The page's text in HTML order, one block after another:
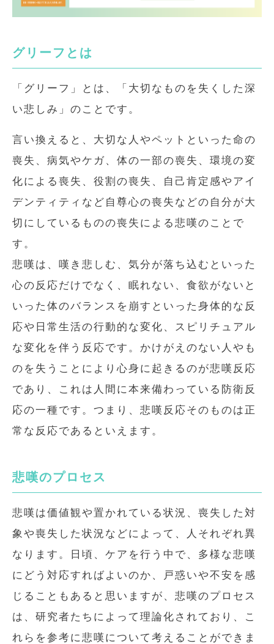
グリーフとは
「グリーフ」とは、「大切なものを失くした深
い悲しみ」のことです。
言い換えると、大切な人やペットといった命の
喪失、病気やケガ、体の一部の喪失、環境の変
化による喪失、役割の喪失、自己肯定感やアイ
デンティティなど自尊心の喪失などの自分が大
切にしているものの喪失による悲嘆のことで
す。
悲嘆は、嘆き悲しむ、気分が落ち込むといった
心の反応だけでなく、眠れない、食欲がないと
いった体のバランスを崩すといった身体的な反
応や日常生活の行動的な変化、スピリチュアル
な変化を伴う反応です。かけがえのない人やも
のを失うことにより心身に起きるのが悲嘆反応
であり、これは人間に本来備わっている防衛反
応の一種です。つまり、悲嘆反応そのものは正
常な反応であるといえます。
悲嘆のプロセス
悲嘆は価値観や置かれている状況、喪失した対
象や喪失した状況などによって、人それぞれ異
なります。日頃、ケアを行う中で、多様な悲嘆
にどう対応すればよいのか、戸惑いや不安を感
じることもあると思いますが、悲嘆のプロセス
は、研究者たちによって理論化されており、こ
れらを参考に悲嘆について考えることができま